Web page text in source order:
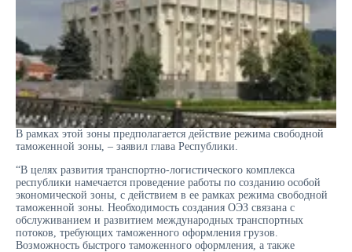
В рамках этой зоны предполагается действие режима свободной
таможенной зоны, – заявил глава Республики.
“В целях развития транспортно-логистического комплекса
республики намечается проведение работы по созданию особой
экономической зоны, с действием в ее рамках режима свободной
таможенной зоны. Необходимость создания ОЭЗ связана с
обслуживанием и развитием международных транспортных
потоков, требующих таможенного оформления грузов.
Возможность быстрого таможенного оформления, а также